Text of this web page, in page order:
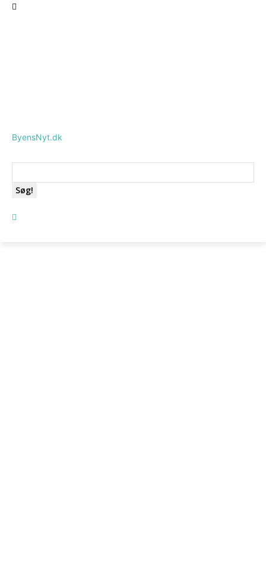
ByensNyt.dk
Søg!